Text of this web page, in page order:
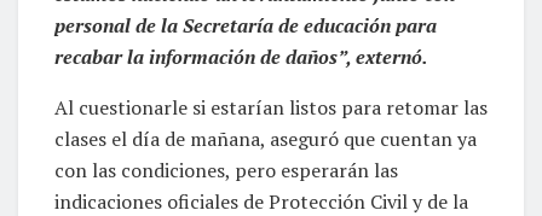
personal de la Secretaría de educación para
recabar la información de daños”, externó.
Al cuestionarle si estarían listos para retomar las
clases el día de mañana, aseguró que cuentan ya
con las condiciones, pero esperarán las
indicaciones oficiales de Protección Civil y de la